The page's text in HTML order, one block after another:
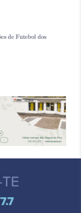
de Futebol dos